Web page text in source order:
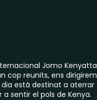
Jomo Kenyatta
cop reunits, ens dirigirem
està destinat a aterrar
sentir el pols de Kenya.